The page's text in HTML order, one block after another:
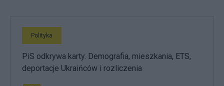
Polityka
PiS odkrywa karty. Demografia, mieszkania, ETS,
deportacje Ukraińców i rozliczenia